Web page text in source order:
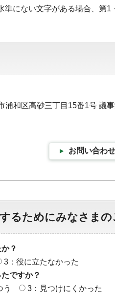
準にない文字がある場合、第1
浦和区高砂三丁目15番1号 議
お問い合わ
るためにみなさま
？
3：役に立たなかった
ですか？
う 3：見つけにくかった